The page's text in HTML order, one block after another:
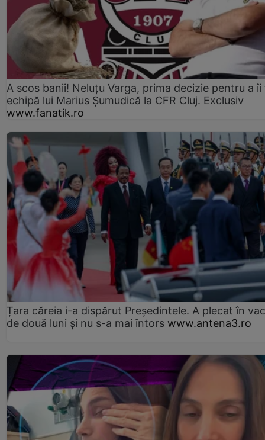
A scos banii! Neluțu Varga, prima decizie pentru a îi
echipă lui Marius Șumudică la CFR Cluj. Exclusiv
www.fanatik.ro
Țara căreia i-a dispărut Președintele. A plecat în
de două luni și nu s-a mai întors www.antena3.ro